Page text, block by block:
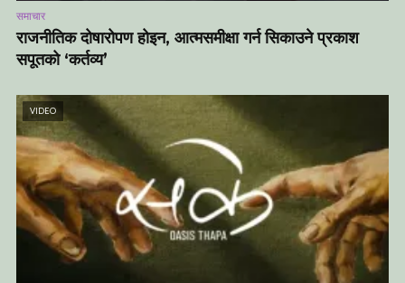
समाचार
राजनीतिक दोषारोपण होइन, आत्मसमीक्षा गर्न सिकाउने प्रकाश
सपूतको ‘कर्तव्य’
VIDEO